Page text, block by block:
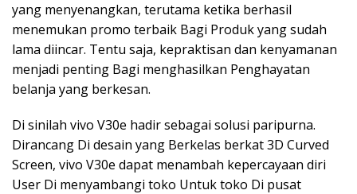
yang menyenangkan, terutama ketika berhasil
menemukan promo terbaik Bagi Produk yang sudah
lama diincar. Tentu saja, kepraktisan dan kenyamanan
menjadi penting Bagi menghasilkan Penghayatan
belanja yang berkesan.
Di sinilah vivo V30e hadir sebagai solusi paripurna.
Dirancang Di desain yang Berkelas berkat 3D Curved
Screen, vivo V30e dapat menambah kepercayaan diri
User Di menyambangi toko Untuk toko Di pusat